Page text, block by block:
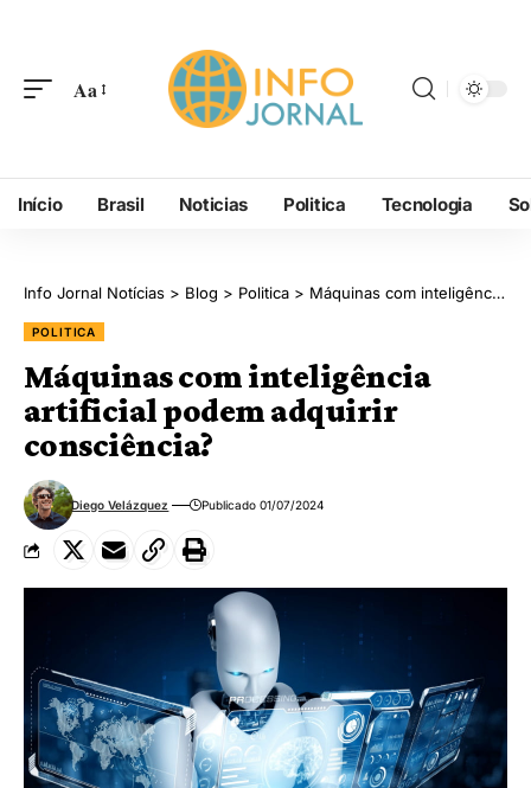
Aa
Início Brasil Noticias Politica Tecnologia
Info Jornal Notícias > Blog > Politica > Máquinas com inteligência artificial podem adquirir consciência?
POLITICA
Máquinas com inteligência
artificial podem adquirir
consciência?
Diego Velázquez Publicado 01/07/2024